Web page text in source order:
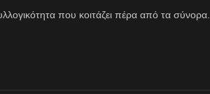
που κοιτάζει πέρα από τα σύνορα.